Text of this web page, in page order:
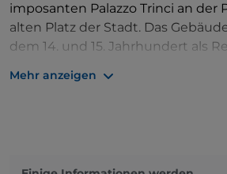
imposanten Palazzo Trinci an der
alten Platz der Stadt. Das
dem 14. und 15. Jahrhundert als
1439 über Foligno herrschte. In
Mehr anzeigen